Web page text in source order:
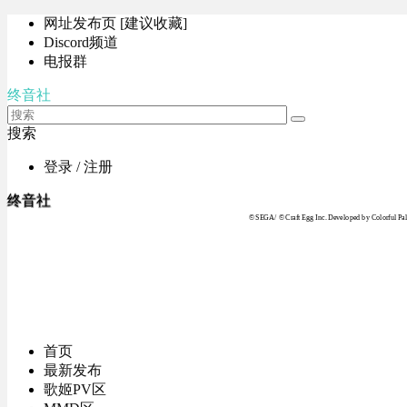
网址发布页 [建议收藏]
Discord频道
电报群
终音社
搜索
登录 / 注册
终音社
© SEGA / © Craft Egg Inc. Developed by Colorful
首页
最新发布
歌姬PV区